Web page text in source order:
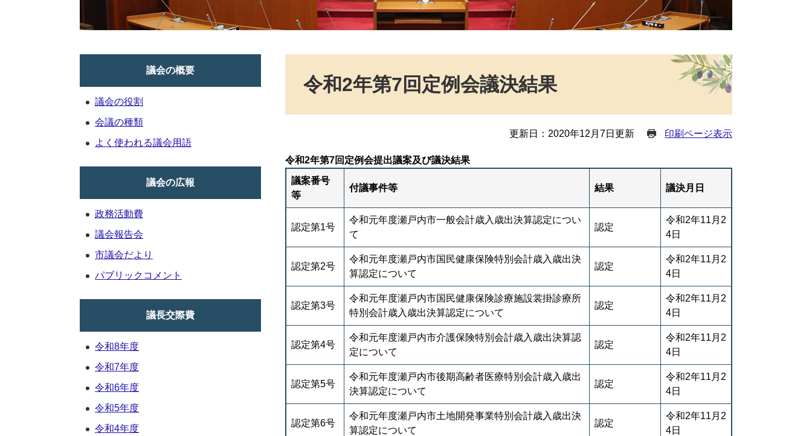
令和2年第7回定例会議決結果
更新日：2020年12月7日更新 印刷ページ表示
令和2年第7回定例会提出議案及び議決結果
議案番号
等
付議事件等 結果 議決月日
認定第1号
令和元年度瀬戸内市一般会計歳入歳出決算認定につい
て
認定
令和2年11月2
4日
認定第2号
令和元年度瀬戸内市国民健康保険特別会計歳入歳出決
算認定について
認定
令和2年11月2
4日
認定第3号
令和元年度瀬戸内市国民健康保険診療施設裳掛診療所
特別会計歳入歳出決算認定について
認定
令和2年11月2
4日
認定第4号
令和元年度瀬戸内市介護保険特別会計歳入歳出決算認
定について
認定
令和2年11月2
4日
認定第5号
令和元年度瀬戸内市後期高齢者医療特別会計歳入歳出
決算認定について
認定
令和2年11月2
4日
認定第6号
令和元年度瀬戸内市土地開発事業特別会計歳入歳出決
算認定について
認定
令和2年11月2
4日
議会の概要
議会の役割
会議の種類
よく使われる議会用語
議会の広報
政務活動費
議会報告会
市議会だより
パブリックコメント
議長交際費
令和8年度
令和7年度
令和6年度
令和5年度
令和4年度